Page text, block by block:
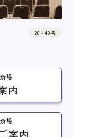
20～40名
場
内
場
案内